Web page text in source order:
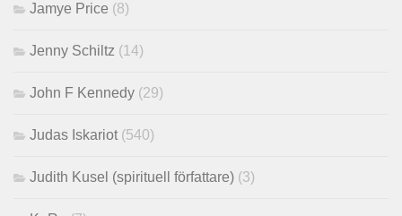
Jamye Price (8)
Jenny Schiltz (14)
John F Kennedy (29)
Judas Iskariot (540)
Judith Kusel (spirituell författare) (3)